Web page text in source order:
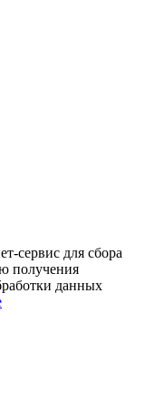
сервис для сбора
получения
данных